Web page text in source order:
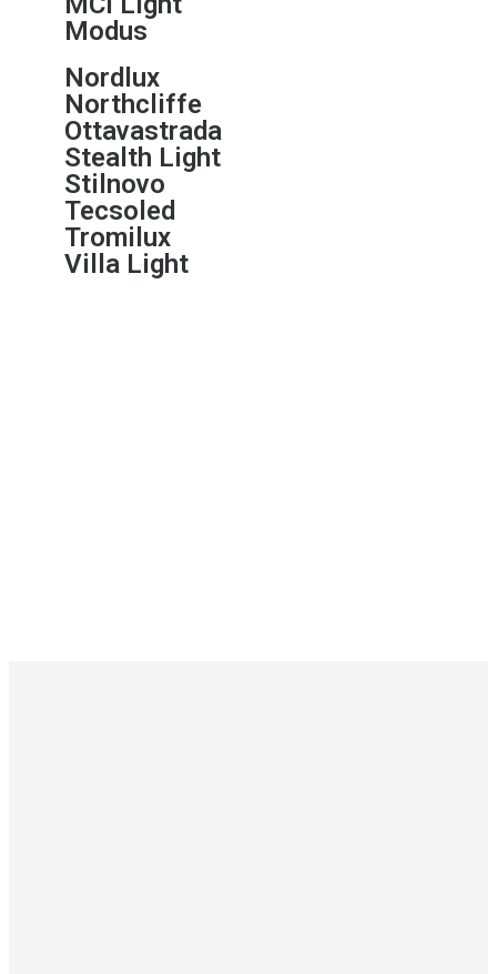
Modus
Nordlux
Northcliffe
Ottavastrada
Stealth Light
Stilnovo
Tecsoled
Tromilux
Villa Light